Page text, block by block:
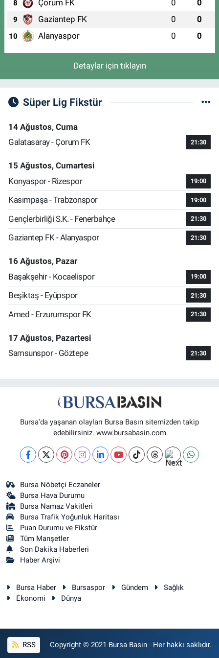
8 Çorum FK 0 0
9 Gaziantep FK 0 0
10 Alanyaspor 0 0
Detaylar için tıklayın
Süper Lig Fikstür
14 Ağustos, Cuma
Galatasaray - Çorum FK
21:30
15 Ağustos, Cumartesi
Konyaspor - Rizespor
19:00
Kasımpaşa - Trabzonspor 19:00
Gençlerbirliği S.K. - Fenerbahçe 21:30
Gaziantep FK - Alanyaspor 21:30
16 Ağustos, Pazar
Başakşehir - Kocaelispor
19:00
Beşiktaş - Eyüpspor 21:30
Amed - Erzurumspor FK 21:30
17 Ağustos, Pazartesi
Samsunspor - Göztepe
21:30
Bursa'da yaşanan olayları Bursa Basın sitemizden takip
edebilirsiniz. www.bursabasin.com
Bursa Nöbetçi Eczaneler
Bursa Hava Durumu
Bursa Namaz Vakitleri
Bursa Trafik Yoğunluk Haritası
Puan Durumu ve Fikstür
Tüm Manşetler
Son Dakika Haberleri
Haber Arşivi
Bursa Haber Bursaspor Gündem
Sağlık
Ekonomi
Dünya
RSS Copyright © 2021 Bursa Basın - Her hakkı saklıdır.